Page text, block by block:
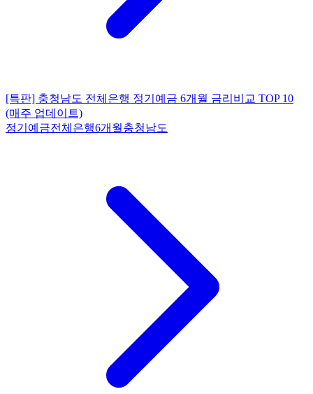
[특판] 충청남도 전체은행 정기예금 6개월 금리비교 TOP 10
(매주 업데이트)
정기예금전체은행6개월충청남도